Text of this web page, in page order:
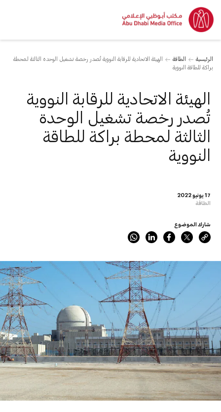
الرئيسية الطاقة
الهيئة الاتحادية للرقابة النووية تُصدر رخصة تشغيل الوحدة الثالثة لمحطة
براكة للطاقة النووية
17 يونيو 2022
الطاقة
الهيئة الاتحادية للرقابة النووية
تُصدر رخصة تشغيل الوحدة
الثالثة لمحطة براكة للطاقة
النووية
شارك الموضوع